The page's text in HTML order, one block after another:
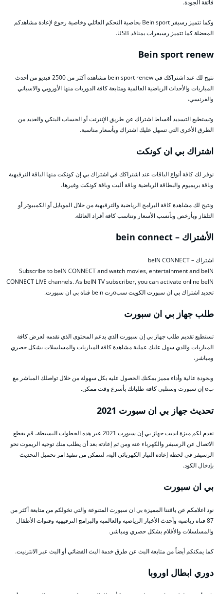
فائقة الجودة.
وكما تتميز رسيفر Bein sport بخاصية التحكم العائلي وخاصية رجوع لإعادة مشاهدكم
المفضلة كما تتميز رسيفرات بمنافذ USB.
Bein sport renew
نتيح لك عند اشتراكك في bein sport renew مشاهده أكثر من 2500 فيديو من أحدث
المباريات والأحداث الرياضية العالمية ومتابعة كافة الدوريات منها الأوروبي والاسباني
والفرنسي،
وتستطيع التسديد أقساط اشتراك عن طريق الإنترنت أو الحساب البنكي والعديد من
الطرق الأخرى التي تسهل عليك اشتراك وبأسعار مناسبة.
اشتراك بي ان كونكت
نوفر لك كافة أنواع الباقات عند اشتراكك في اشتراك بي إن كونكت منها الباقة الترفيهية
وباقة بريميوم والبطاقة الرياضية وباقة أليت وباقة كونكت وغيرها،
ونتيح لك مشاهدة كافة البرامج الرياضية والترفيهية من خلال الموبايل أو الكمبيوتر أو
التلفاز وبأرخص وبأنسب الأسعار وتناسب كافة أفراد العائلة.
الأشتراك – bein connect
اشتراك – beIN CONNECT
Subscribe to beIN CONNECT and watch movies, entertainment and beIN
CONNECT LIVE channels. As beIN TV subscriber, you can activate online beIN
تجديد اشتراك بي ان سبورت الكويت سبoرت bein قناة بي ان سبورت.
طلب جهاز بي ان سبورت
تستطيع تقديم طلب جهاز بي إن سبورت الذي يدعم المحتوى الذي نقدمه لعرض كافة
المباريات وللذي سهل عليك عملية مشاهدة كافة المباريات والمسلسلات بشكل حصري
ومباشر،
وبجودة عالية وأداء مميز يمكنك الحصول عليه بكل سهولة من خلال تواصلك المباشر مع
بe إن سبورت وسنلبي كافة طلباتك بأسرع وقت ممكن.
تحديث جهاز بي ان سبورت 2021
نقدم لكم ميزة ابديت جهاز بي إن سبورت 2021 عبر هذه الخطوات البسيطة، قم بقطع
الاتصال عن الرسيفر والكهرباء عنه ومن ثم إعادته بعد أن يطلب منك توجيه الريموت نحو
الرسيفر في لحظة إعادة التيار الكهربائي اليه، لتتمكن من تنفيذ امر تحميل التحديث
بإدخال الكود.
بي ان سبورت
نود اعلامكم عن باقتنا المميزة بي ان سبورت المتنوعة والتي تخولكم من متابعة أكثر من
87 قناة رياضية وأحدث الأخبار الرياضية والعالمية والبرامج الترفيهية وقنوات الأطفال
والمسلسلات والأفلام بشكل حصري ومباشر.
كما يمكنكم أيضاً من متابعة البث عن طرق خدمة البث الفضائي أو البث عبر الانترنيت.
دوري ابطال اوروبا